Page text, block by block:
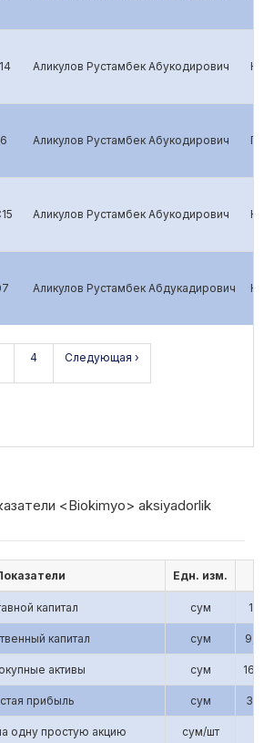
Аликулов Рустамбек Абукодирович
Аликулов Рустамбек Абукодирович
Аликулов Рустамбек Абукодирович
Аликулов Рустамбек Абдукадирович
4 Следующая ›
<Biokimyo> aksiyadorlik
Едн. изм.
капитал сум
капитал сум
активы сум
прибыль сум
одну простую акцию сум/шт